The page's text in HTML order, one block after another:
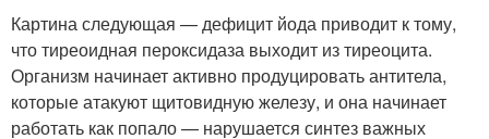
Картина следующая — дефицит йода приводит к тому,
что тиреоидная пероксидаза выходит из тиреоцита.
Организм начинает активно продуцировать антитела,
которые атакуют щитовидную железу, и она начинает
работать как попало — нарушается синтез важных